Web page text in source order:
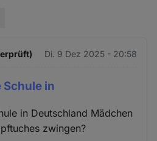
Di. 9 Dez 2025 - 20:58
Schule in
in Deutschland Mädchen
zwingen?